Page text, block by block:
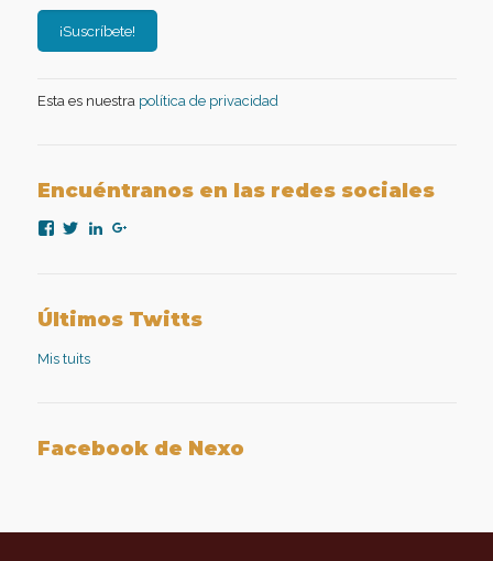
Esta es nuestra política de privacidad
Encuéntranos en las redes sociales
Ver
Facebook
Ver
Twitter
Ver
aplicadaGoogle+
Últimos Twitts
Mis tuits
Facebook de Nexo